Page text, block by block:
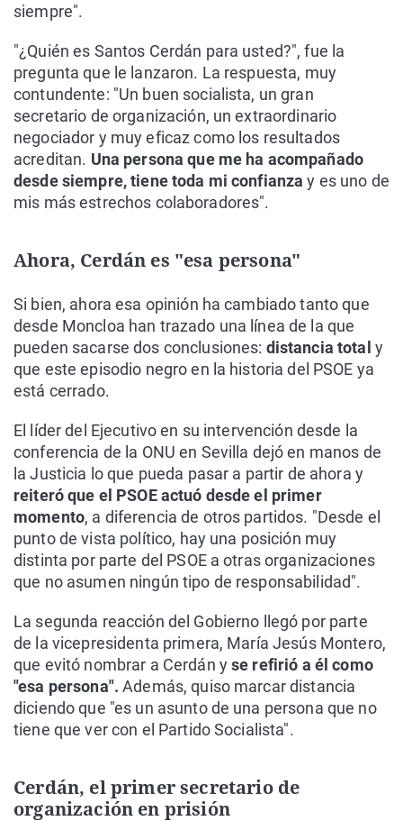
siempre".
"¿Quién es Santos Cerdán para usted?", fue la
pregunta que le lanzaron. La respuesta, muy
contundente: "Un buen socialista, un gran
secretario de organización, un extraordinario
negociador y muy eficaz como los resultados
acreditan. Una persona que me ha acompañado
desde siempre, tiene toda mi confianzay es uno de
mis más estrechos colaboradores".
Ahora, Cerdán es "esa persona"
Si bien, ahora esa opinión ha cambiado tanto que
desde Moncloa han trazado una línea de la que
pueden sacarse dos conclusiones: distancia total y
que este episodio negro en la historia del PSOE ya
está cerrado.
El líder del Ejecutivo en su intervención desde la
conferencia de la ONU en Sevilla dejó en manos de
la Justicia lo que pueda pasar a partir de ahora y
reiteró que el PSOE actuó desde el primer
momento, a diferencia de otros partidos. "Desde el
punto de vista político, hay una posición muy
distinta por parte del PSOE a otras organizaciones
que no asumen ningún tipo de responsabilidad".
La segunda reacción del Gobierno llegó por parte
de la vicepresidenta primera, María Jesús Montero,
que evitó nombrar a Cerdán yse refirió a él como
"esa persona". Además, quiso marcar distancia
diciendo que "es un asunto de una persona que no
tiene que ver con el Partido Socialista".
Cerdán, el primer secretario de
organización en prisión